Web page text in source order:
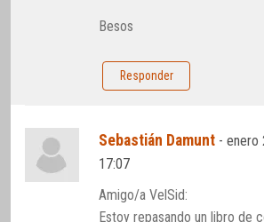
Besos
Responder
Sebastián Damunt -enero
17:07
Amigo/a VelSid:
Estoy repasando un libro de